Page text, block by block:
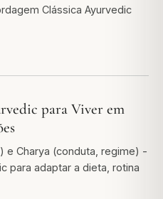
Clássica Ayurvedic
para Viver em
e Charya (conduta, regime) -
para adaptar a dieta, rotina